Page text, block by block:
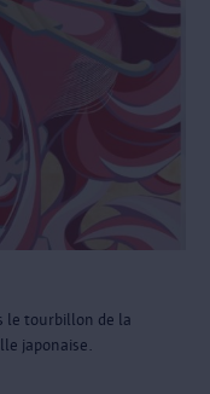
le tourbillon de la
japonaise.